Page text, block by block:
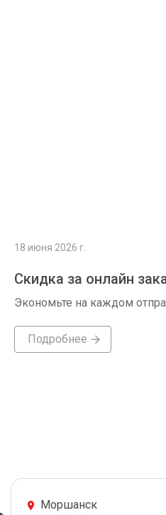
18 июня 2026 г.
Скидка за онлайн
Экономьте на каждом
Подробнее
Моршанск